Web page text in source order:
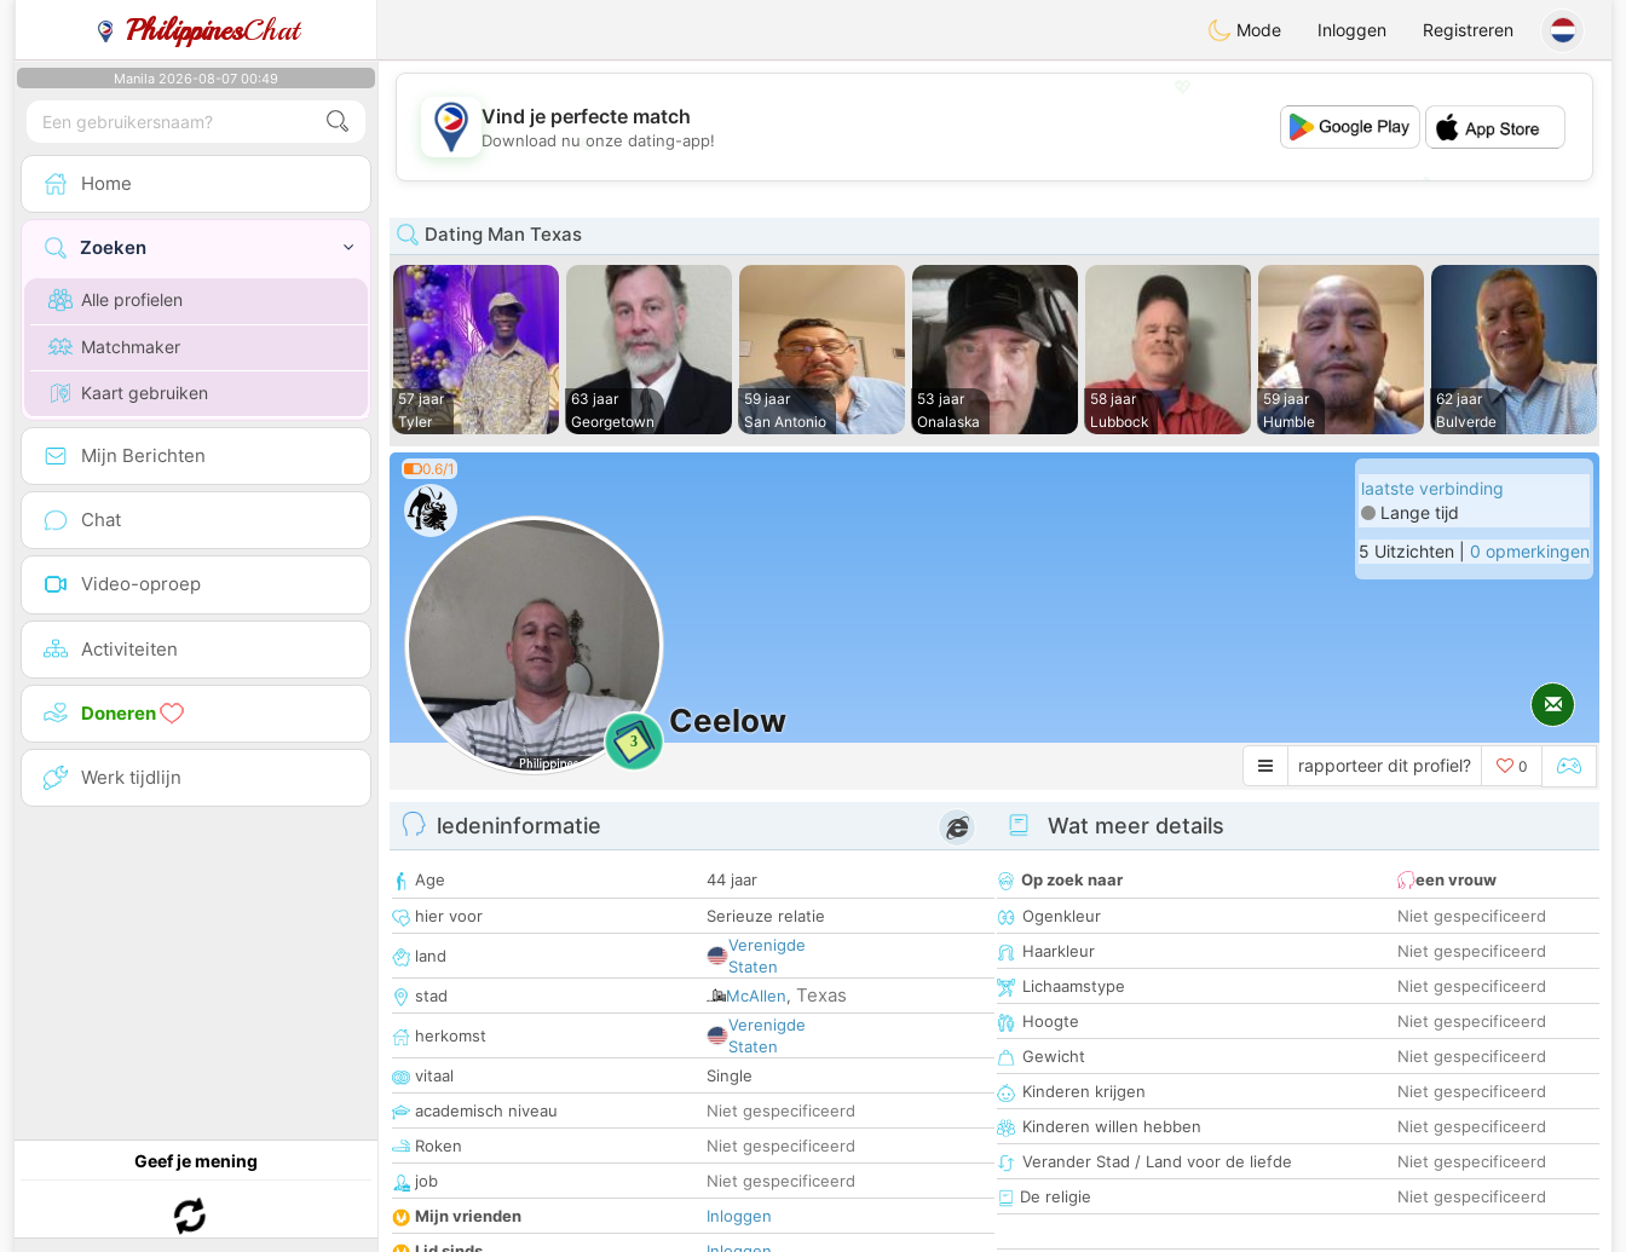
PhilippinesChat Mode Inloggen Registreren
Manila 2026-08-07 00:49
Home
Zoeken
Alle profielen
Matchmaker
Kaart gebruiken
Mijn Berichten
Chat
Video-oproep
Activiteiten
Doneren
Werk tijdlijn
Geef je mening
💕
Vind je perfecte match
Download nu onze dating-app!
Dating Man Texas
57 jaar
Tyler
63 jaar
Georgetown
59 jaar
San Antonio
53 jaar
Onalaska
58 jaar
Lubbock
59 jaar
Humble
62 jaar
Bulverde
0.6/1
3
Ceelow
laatste verbinding
Lange tijd
5 Uitzichten | 0 opmerkingen
rapporteer dit profiel? 0
ledeninformatie
Age
44 jaar
hier voor
Serieuze relatie
land
Verenigde
Staten
stad
McAllen, Texas
herkomst
Verenigde
Staten
vitaal
Single
academisch niveau
Niet gespecificeerd
Roken
Niet gespecificeerd
job
Niet gespecificeerd
Mijn vrienden
Inloggen
Wat meer details
Op zoek naar
een vrouw
Ogenkleur
Niet gespecificeerd
Haarkleur
Niet gespecificeerd
Lichaamstype
Niet gespecificeerd
Hoogte
Niet gespecificeerd
Gewicht
Niet gespecificeerd
Kinderen krijgen
Niet gespecificeerd
Kinderen willen hebben
Niet gespecificeerd
Verander Stad / Land voor de liefde
Niet gespecificeerd
De religie
Niet gespecificeerd